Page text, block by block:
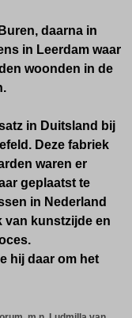
daarna in
in Leerdam waar
woonden in de
in Duitsland bij
Deze fabriek
waren er
geplaatst te
in Nederland
van kunstzijde en
hij daar om het